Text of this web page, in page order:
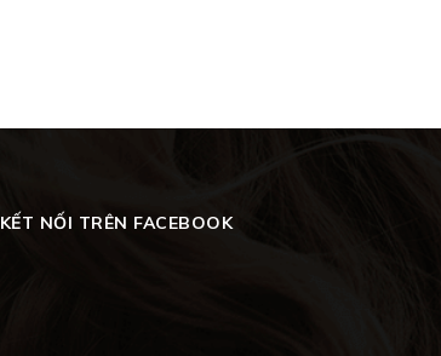
KẾT NỐI TRÊN FACEBOOK